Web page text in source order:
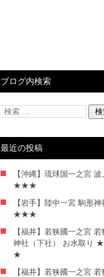
ブログ内検索
最近の投稿
【沖縄】琉球国一之宮 波
★★★
【岩手】陸中一宮 駒形神
★★★
【福井】若狭國一之宮 若
神社（下社） お水取り
★
【福井】若狭國一之宮 若